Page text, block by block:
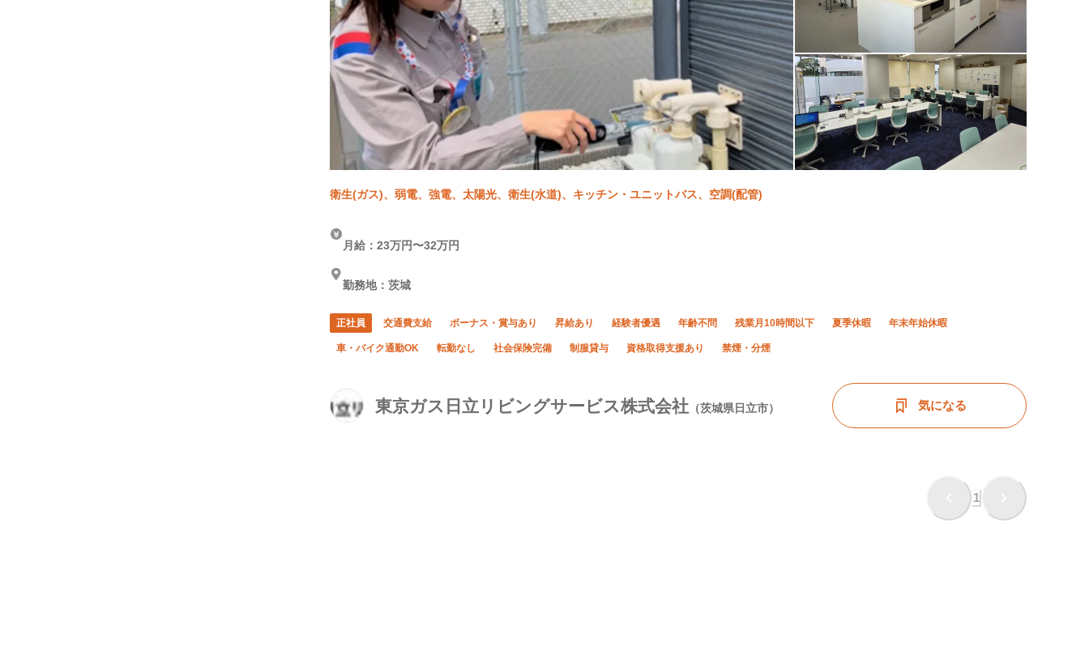
衛生(ガス)、弱電、強電、太陽光、衛生(水道)、キッチン・ユニットバス、空調(配管)
東京ガス日立リビングサービス株式会社 （茨城県日立市）
月給：23万円〜32万円
勤務地：茨城
正社員 交通費支給 ボーナス・賞与あり 昇給あり 経験者優遇 年齢不問 残業月10時間以下 夏季休暇 年末年始休暇
車・バイク通勤OK 転勤なし 社会保険完備 制服貸与 資格取得支援あり 禁煙・分煙
気になる
1